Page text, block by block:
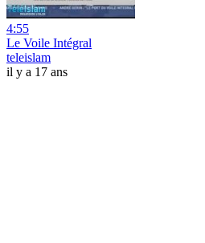
4:55
Le Voile Intégral
teleislam
il y a 17 ans